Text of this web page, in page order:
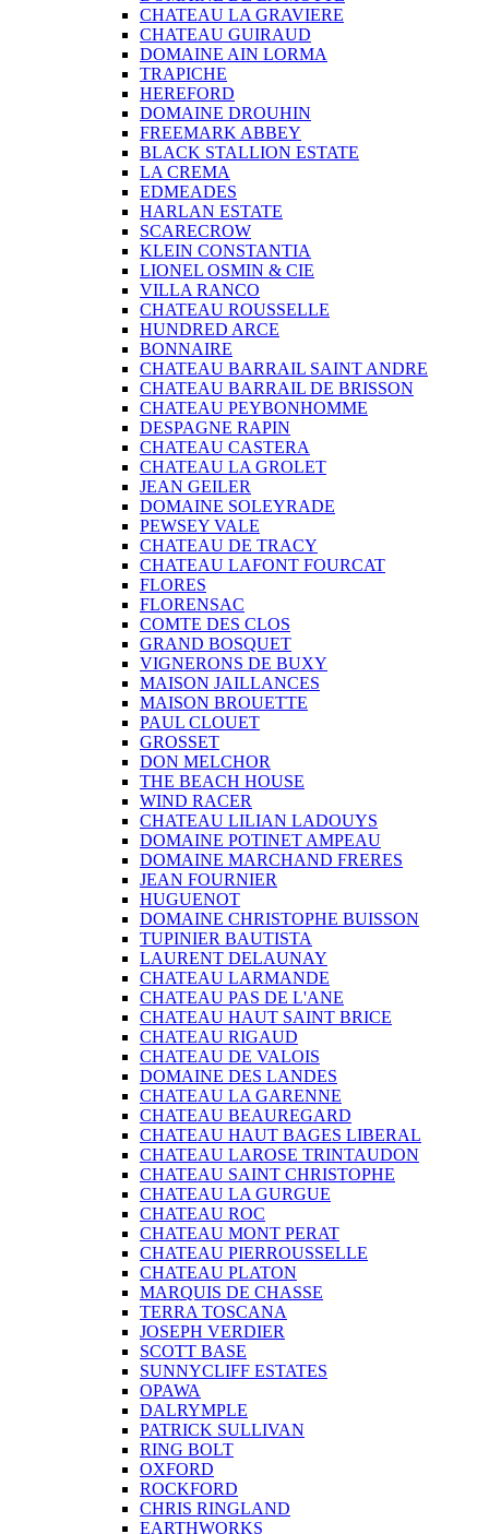
CHATEAU LA GRAVIERE
CHATEAU GUIRAUD
DOMAINE AIN LORMA
TRAPICHE
HEREFORD
DOMAINE DROUHIN
FREEMARK ABBEY
BLACK STALLION ESTATE
LA CREMA
EDMEADES
HARLAN ESTATE
SCARECROW
KLEIN CONSTANTIA
LIONEL OSMIN & CIE
VILLA RANCO
CHATEAU ROUSSELLE
HUNDRED ARCE
BONNAIRE
CHATEAU BARRAIL SAINT ANDRE
CHATEAU BARRAIL DE BRISSON
CHATEAU PEYBONHOMME
DESPAGNE RAPIN
CHATEAU CASTERA
CHATEAU LA GROLET
JEAN GEILER
DOMAINE SOLEYRADE
PEWSEY VALE
CHATEAU DE TRACY
CHATEAU LAFONT FOURCAT
FLORES
FLORENSAC
COMTE DES CLOS
GRAND BOSQUET
VIGNERONS DE BUXY
MAISON JAILLANCES
MAISON BROUETTE
PAUL CLOUET
GROSSET
DON MELCHOR
THE BEACH HOUSE
WIND RACER
CHATEAU LILIAN LADOUYS
DOMAINE POTINET AMPEAU
DOMAINE MARCHAND FRERES
JEAN FOURNIER
HUGUENOT
DOMAINE CHRISTOPHE BUISSON
TUPINIER BAUTISTA
LAURENT DELAUNAY
CHATEAU LARMANDE
CHATEAU PAS DE L'ANE
CHATEAU HAUT SAINT BRICE
CHATEAU RIGAUD
CHATEAU DE VALOIS
DOMAINE DES LANDES
CHATEAU LA GARENNE
CHATEAU BEAUREGARD
CHATEAU HAUT BAGES LIBERAL
CHATEAU LAROSE TRINTAUDON
CHATEAU SAINT CHRISTOPHE
CHATEAU LA GURGUE
CHATEAU ROC
CHATEAU MONT PERAT
CHATEAU PIERROUSSELLE
CHATEAU PLATON
MARQUIS DE CHASSE
TERRA TOSCANA
JOSEPH VERDIER
SCOTT BASE
SUNNYCLIFF ESTATES
OPAWA
DALRYMPLE
PATRICK SULLIVAN
RING BOLT
OXFORD
ROCKFORD
CHRIS RINGLAND
EARTHWORKS